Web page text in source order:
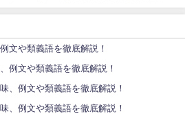
文や類義語を徹底解説！
例文や類義語を徹底解説！
、例文や類義語を徹底解説！
、例文や類義語を徹底解説！